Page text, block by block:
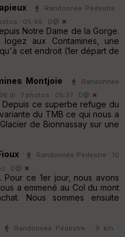
Randonnée Pédestre ·
· 05:46 · D@
Notre Dame de la Gorge.
aux Contamines, une
cet endroit (1er départ de
Montjoie
Randonnée
dl · 7 photos · 05:37 · D@
ce superbe refuge du
du TMB ce qui nous a
de Bionnassay sur une
Randonnée Pédestre · 10
· D@
Pour ce 1er jour, nous avons
a emmené au Col du mont
Nous sommes ensuite
Randonnée Pédestre · 9 km ·